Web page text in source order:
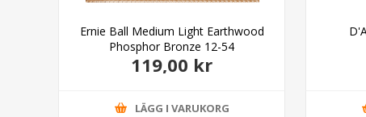
Ernie Ball Medium Light Earthwood
Phosphor Bronze 12-54
119,00 kr
LÄGG I VARUKORG